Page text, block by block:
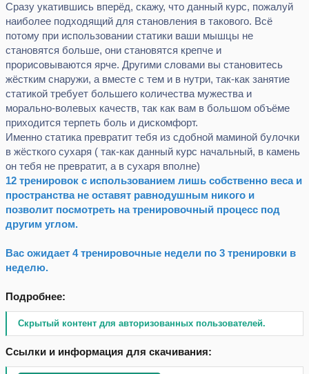
Сразу укатившись вперёд, скажу, что данный курс, пожалуй
наиболее подходящий для становления в такового. Всё
потому при использовании статики ваши мышцы не
становятся больше, они становятся крепче и
прорисовываются ярче. Другими словами вы становитесь
жёстким снаружи, а вместе с тем и в нутри, так-как занятие
статикой требует большего количества мужества и
морально-волевых качеств, так как вам в большом объёме
приходится терпеть боль и дискомфорт.
Именно статика превратит тебя из сдобной маминой булочки
в жёсткого сухаря ( так-как данный курс начальный, в камень
он тебя не превратит, а в сухаря вполне)
12 тренировок с использованием лишь собственно веса и
пространства не оставят равнодушным никого и
позволит посмотреть на тренировочный процесс под
другим углом.
Вас ожидает 4 тренировочные недели по 3 тренировки в
неделю.
Подробнее:
Скрытый контент для авторизованных пользователей.
Ссылки и информация для скачивания: